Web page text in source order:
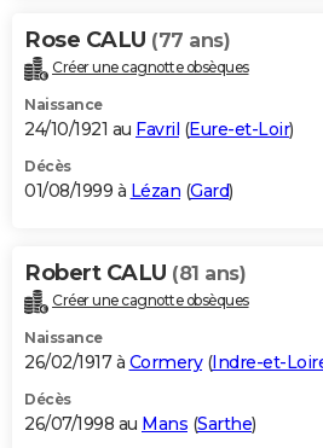
Rose CALU (77 ans)
Créer une cagnotte obsèques
Naissance
24/10/1921 au Favril (Eure-et-Loir)
Décès
01/08/1999 à Lézan (Gard)
Robert CALU (81 ans)
Créer une cagnotte obsèques
Naissance
26/02/1917 à Cormery(Indre-et-
Décès
26/07/1998 au Mans (Sarthe)